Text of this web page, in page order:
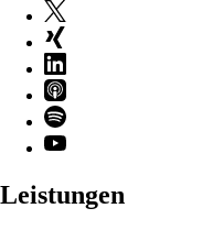
Leistungen